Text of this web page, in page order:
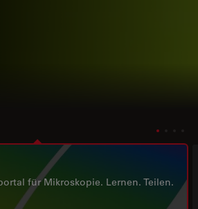
für Mikroskopie. Lernen. Teilen.